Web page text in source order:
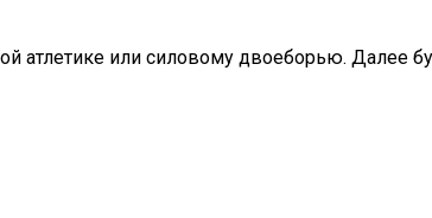
атлетике или силовому двоеборью. Далее